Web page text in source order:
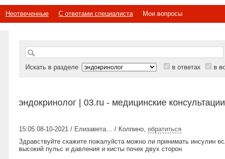
Неотвеченные С ответами специалиста
Мои вопросы
Искать в разделе в ответах в
эндокринолог | 03.ru - медицинские
15:05 08-10-2021 / Елизавета… / Колпино, обратиться
Здравствуйте скажите пожалуйста можно ли принимать инсулин
высокий пульс и давления и кисты почек двух сторон